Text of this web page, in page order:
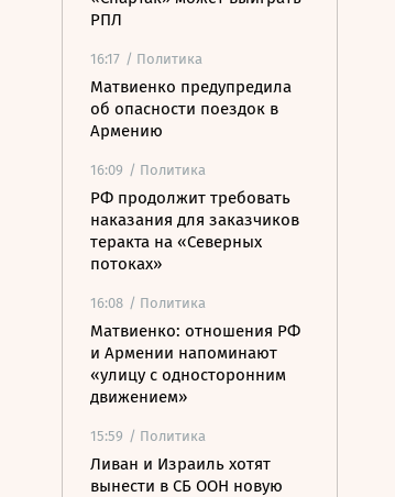
РПЛ
16:17 / Политика
Матвиенко предупредила
об опасности поездок в
Армению
16:09 / Политика
РФ продолжит требовать
наказания для заказчиков
теракта на «Северных
потоках»
16:08 / Политика
Матвиенко: отношения РФ
и Армении напоминают
«улицу с односторонним
движением»
15:59 / Политика
Ливан и Израиль хотят
вынести в СБ ООН новую